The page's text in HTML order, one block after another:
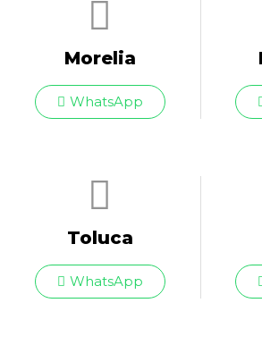
Morelia
WhatsApp
Toluca
WhatsApp